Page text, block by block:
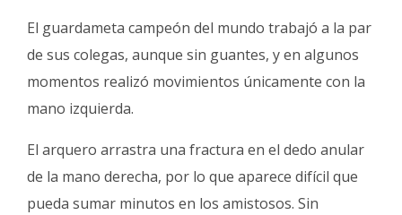
El guardameta campeón del mundo trabajó a la par
de sus colegas, aunque sin guantes, y en algunos
momentos realizó movimientos únicamente con la
mano izquierda.
El arquero arrastra una fractura en el dedo anular
de la mano derecha, por lo que aparece difícil que
pueda sumar minutos en los amistosos. Sin